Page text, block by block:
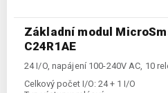
Základní modul
C24R1AE
24 I/O, napájení 100-240V AC, 10
Celkový počet I/O: 24 + 1 I/O